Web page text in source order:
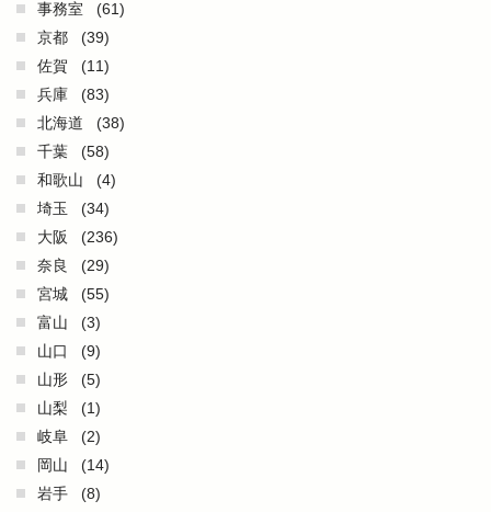
事務室
(61)
京都
(39)
佐賀
(11)
兵庫
(83)
北海道
(38)
千葉
(58)
和歌山
(4)
埼玉
(34)
大阪
(236)
奈良
(29)
宮城
(55)
富山
(3)
山口
(9)
山形
(5)
山梨
(1)
岐阜
(2)
岡山
(14)
岩手
(8)